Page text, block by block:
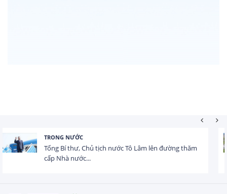
HOẠT ĐỘNG ĐẦU TƯ
Tổng vốn FDI đăng ký vào Việt Nam đạt gần 25 tỷ
USD trong 5 tháng...